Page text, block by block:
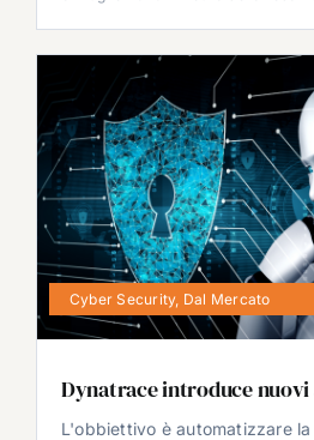
Cyber Security, Dal Mercato
Dynatrace introduce nuovi
L'obbiettivo è automatizzare